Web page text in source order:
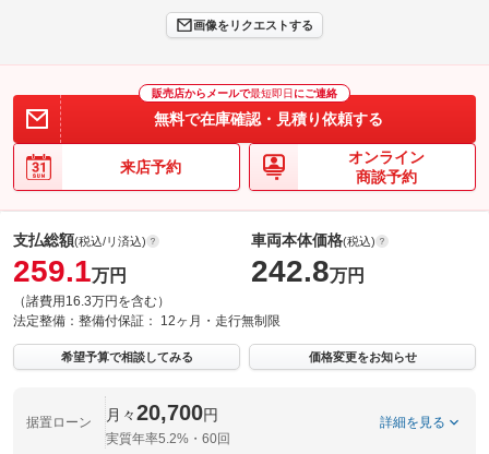
画像をリクエストする
販売店からメールで最短即日 にご連絡
無料で在庫確認・見積り依頼する
来店予約
オンライン
商談予約
支払総額(税込/リ済込)
259.1万円
（諸費用16.3万円を含む）
車両本体価格(税込)
242.8万円
法定整備： 整備付保証： 12ヶ月・走行無制限
希望予算で相談してみる 価格変更をお知らせ
据置ローン 月々20,700円
実質年率5.2%・60回
詳細を見る